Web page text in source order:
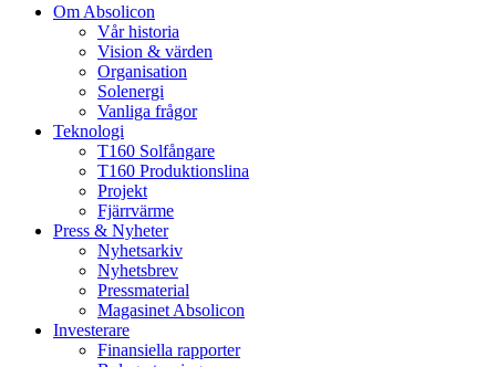
Om Absolicon
Vår historia
Vision & värden
Organisation
Solenergi
Vanliga frågor
Teknologi
T160 Solfångare
T160 Produktionslina
Projekt
Fjärrvärme
Press & Nyheter
Nyhetsarkiv
Nyhetsbrev
Pressmaterial
Magasinet Absolicon
Investerare
Finansiella rapporter